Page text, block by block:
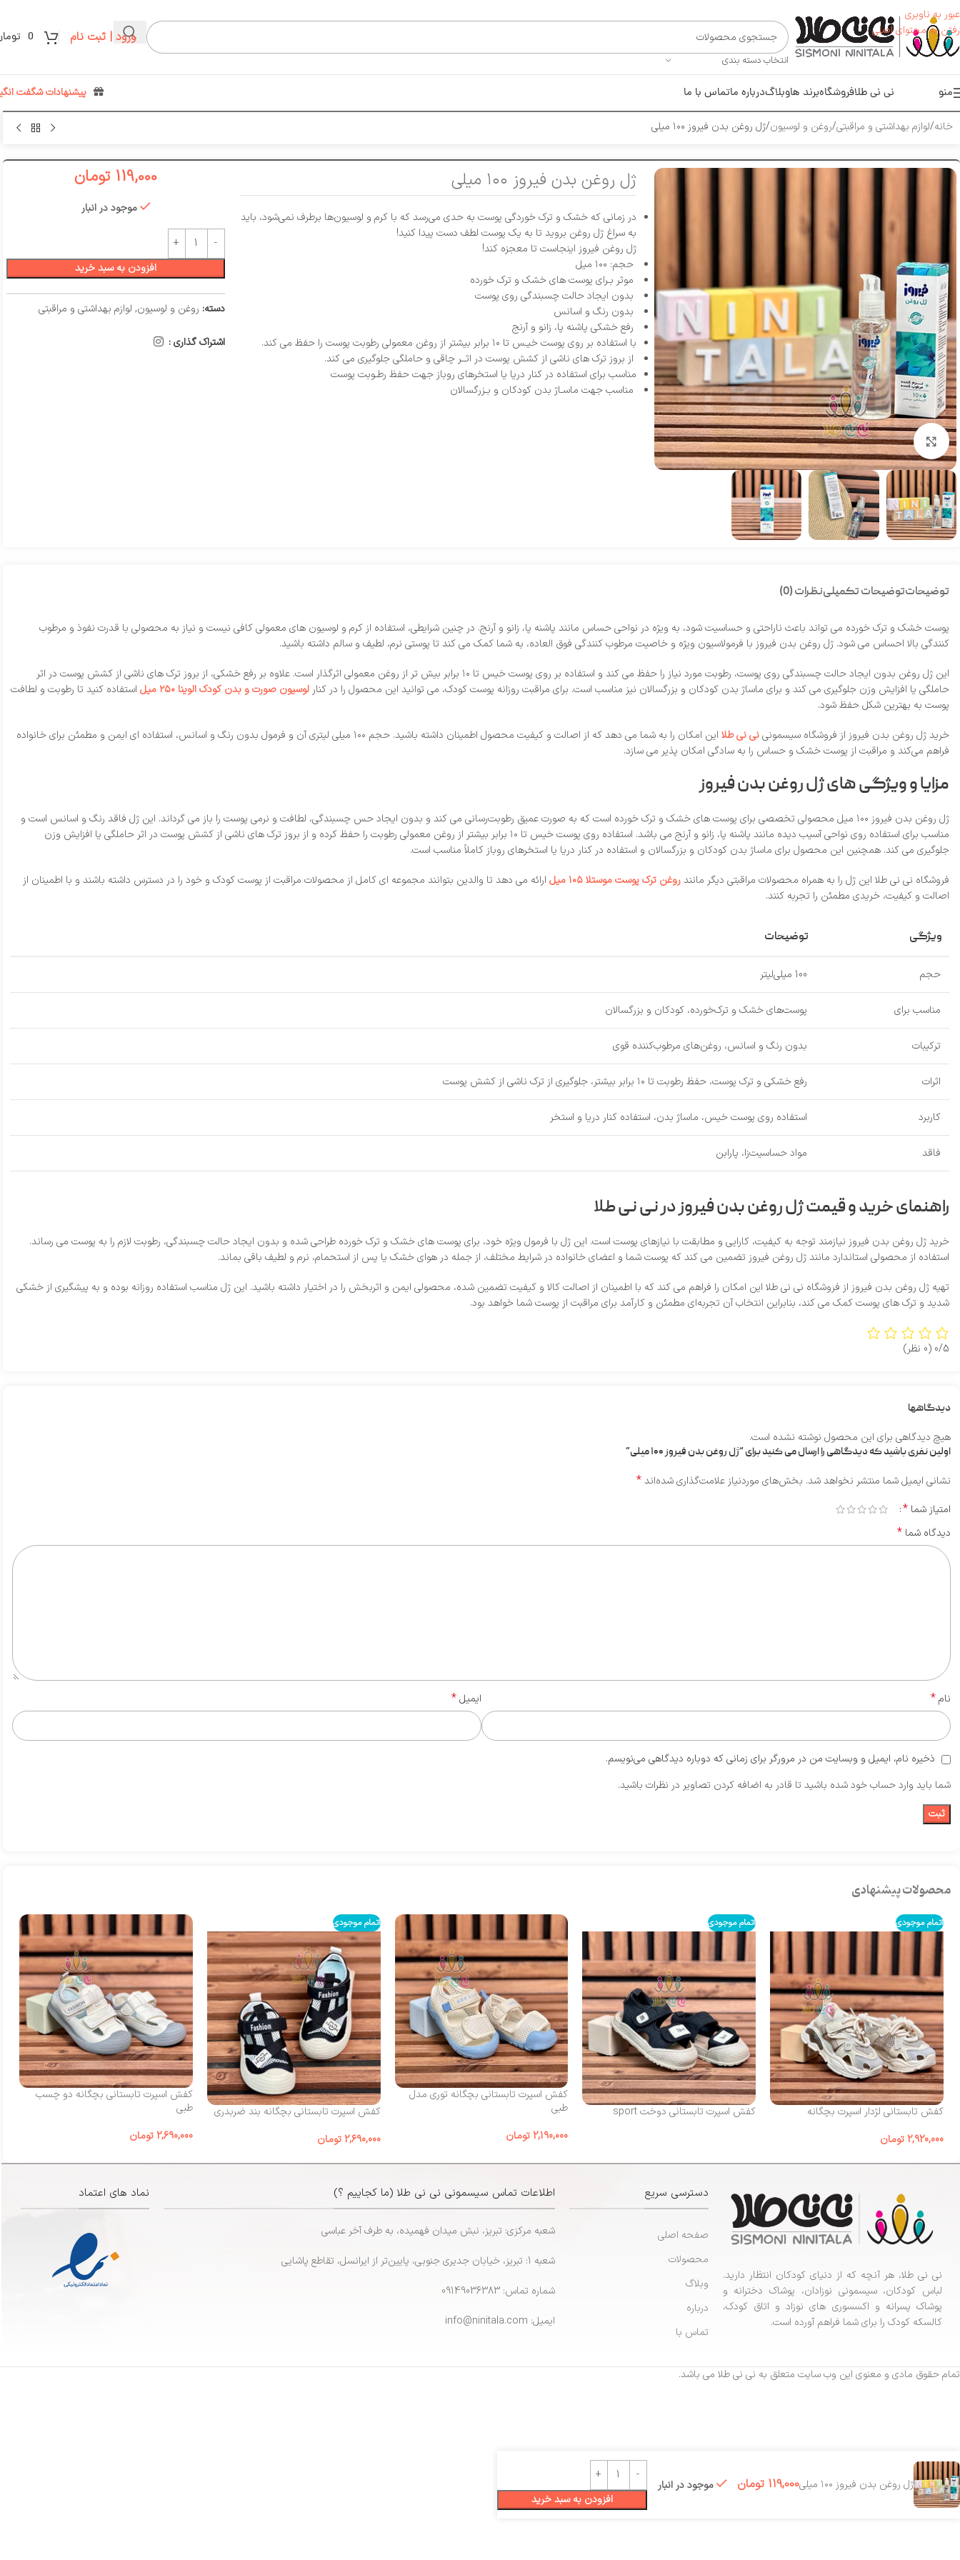
عبور به ناوبری
رفتن به محتوای اصلی
انتخاب دسته بندی
ورود | ثبت نام 0
منو نی نی طلافروشگاهبرند هاوبلاگدرباره ماتماس با ما پیشنهادات شگفت
خانه لوازم بهداشتی و مراقبتی روغن و لوسیون ژل روغن بدن فیروز ۱۰۰ میلی‌
بزرگنمایی تصویر
ژل روغن بدن فیروز ۱۰۰ میلی‌
در زمانی که خشک و ترک خوردگی پوست به حدی می‌رسد که با کرم و لوسیون‌ها برطرف نمی‌شود، باید
به سراغ ژل روغن بروید تا به یک پوست لطف دست پیدا کنید!
ژل روغن فیروز اینجاست تا معجزه کند!
حجم: ۱۰۰ میل
موثر بـرای پوست های خشک و ترک خورده
بدون ایجاد حالت چسبندگی روی پوست
بدون رنگ و اسانس
رفع خشکی پاشنه پا، زانو و آرنج
با استفاده بر روی پوست خیـس تا ۱۰ برابر بیشتر از روغن معمولی رطوبت پوست را حفظ می کند.
از بروز ترک های ناشی از کشش پوست در اثــر چاقی و حاملگی جلوگیری می کند.
مناسب برای استفاده در کنار دریا یا استخرهای روباز جهت حفظ رطـوبت پوست
مناسب جهت ماسـاژ بدن کودکان و بـزرگسالان
119,000 تومان
موجود در انبار
افزودن به سبد خرید
دسته: روغن و لوسیون, لوازم بهداشتی و مراقبتی
اشتراک گذاری :
توضیحاتتوضیحات تکمیلینظرات (0)
پوست خشک و ترک‌ خورده می‌ تواند باعث ناراحتی و حساسیت شود، به‌ ویژه در نواحی حساس مانند پاشنه پا، زانو و آرنج. در چنین شرایطی، استفاده از کرم و لوسیون‌ های معمولی کافی نیست و نیاز به محصولی با قدرت نفوذ و مرطوب‌
کنندگی بالا احساس می‌ شود. ژل روغن بدن فیروز با فرمولاسیون ویژه و خاصیت مرطوب‌ کنندگی فوق‌ العاده، به شما کمک می‌ کند تا پوستی نرم، لطیف و سالم داشته باشید.
این ژل روغن بدون ایجاد حالت چسبندگی روی پوست، رطوبت مورد نیاز را حفظ می‌ کند و استفاده بر روی پوست خیس تا ۱۰ برابر بیش‌ تر از روغن معمولی اثرگذار است. علاوه بر رفع خشکی، از بروز ترک‌ های ناشی از کشش پوست در اثر
حاملگی یا افزایش وزن جلوگیری می‌ کند و برای ماساژ بدن کودکان و بزرگسالان نیز مناسب است. برای مراقبت روزانه پوست کودک، می‌ توانید این محصول را در کنار لوسیون صورت و بدن کودک الوینا ۲۵۰ میل
استفاده کنید تا رطوبت و لطافت
پوست به بهترین شکل حفظ شود.
خرید ژل روغن بدن فیروز از فروشگاه سیسمونینی‌ نی طلا
این امکان را به شما می‌ دهد که از اصالت و کیفیت محصول اطمینان داشته باشید. حجم ۱۰۰ میلی‌ لیتری آن و فرمول بدون رنگ و اسانس، استفاده‌ ای ایمن و مطمئن برای خانواده
فراهم می‌کند و مراقبت از پوست خشک و حساس را به‌ سادگی امکان‌ پذیر می‌ سازد.
مزایا و ویژگی‌ های ژل روغن بدن فیروز
ژل روغن بدن فیروز ۱۰۰ میل محصولی تخصصی برای پوست‌ های خشک و ترک‌ خورده است که به‌ صورت عمیق رطوبت‌رسانی می‌ کند و بدون ایجاد حس چسبندگی، لطافت و نرمی پوست را باز می‌ گرداند. این ژل فاقد رنگ و اسانس است و
مناسب برای استفاده روی نواحی آسیب‌ دیده مانند پاشنه پا، زانو و آرنج می‌ باشد. استفاده روی پوست خیس تا ۱۰ برابر بیشتر از روغن معمولی رطوبت را حفظ کرده و از بروز ترک‌ های ناشی از کشش پوست در اثر حاملگی یا افزایش وزن
جلوگیری می‌ کند. همچنین این محصول برای ماساژ بدن کودکان و بزرگسالان و استفاده در کنار دریا یا استخرهای روباز کاملاً مناسب است.
فروشگاه نی‌ نی طلا این ژل را به همراه محصولات مراقبتی دیگر مانندروغن ترک پوست موستلا ۱۰۵ میل
ارائه می‌ دهد تا والدین بتوانند مجموعه‌ ای کامل از محصولات مراقبت از پوست کودک و خود را در دسترس داشته باشند و با اطمینان از
اصالت و کیفیت، خریدی مطمئن را تجربه کنند.
ویژگی توضیحات
حجم 100 میلی‌لیتر
مناسب برای پوست‌های خشک و ترک‌خورده، کودکان و بزرگسالان
ترکیبات بدون رنگ و اسانس، روغن‌های مرطوب‌کننده قوی
اثرات رفع خشکی و ترک پوست، حفظ رطوبت تا ۱۰ برابر بیشتر، جلوگیری از ترک ناشی از کشش پوست
کاربرد استفاده روی پوست خیس، ماساژ بدن، استفاده کنار دریا و استخر
فاقد مواد حساسیت‌زا، پارابن
راهنمای خرید و قیمت ژل روغن بدن فیروز در نی‌ نی طلا
خرید ژل روغن بدن فیروز نیازمند توجه به کیفیت، کارایی و مطابقت با نیازهای پوست است. این ژل با فرمول ویژه خود، برای پوست‌ های خشک و ترک‌ خورده طراحی شده و بدون ایجاد حالت چسبندگی، رطوبت لازم را به پوست می‌ رساند.
استفاده از محصولی استاندارد مانند ژل روغن فیروز تضمین می‌ کند که پوست شما و اعضای خانواده در شرایط مختلف، از جمله در هوای خشک یا پس از استحمام، نرم و لطیف باقی بماند.
تهیه ژل روغن بدن فیروز از فروشگاه نی‌ نی طلا این امکان را فراهم می‌ کند که با اطمینان از اصالت کالا و کیفیت تضمین‌ شده، محصولی ایمن و اثربخش را در اختیار داشته باشید. این ژل مناسب استفاده روزانه بوده و به پیشگیری از خشکی
شدید و ترک‌ های پوست کمک می‌ کند، بنابراین انتخاب آن تجربه‌ای مطمئن و کارآمد برای مراقبت از پوست شما خواهد بود.
0/5 (0 نظر)
دیدگاهها
هیچ دیدگاهی برای این محصول نوشته نشده است.
اولین نفری باشید که دیدگاهی را ارسال می کنید برای “ژل روغن بدن فیروز ۱۰۰ میلی‌”
نشانی ایمیل شما منتشر نخواهد شد. بخش‌های موردنیاز علامت‌گذاری شده‌اند*
امتیاز شما *
دیدگاه شما *
نام* ایمیل*
ذخیره نام، ایمیل و وبسایت من در مرورگر برای زمانی که دوباره دیدگاهی می‌نویسم.
شما باید وارد حساب خود شده باشید تا قادر به اضافه کردن تصاویر در نظرات باشید.
محصولات پیشنهادی
اتمام موجودی
کفش تابستانی لژدار اسپرت بچگانه
2,920,000 تومان
اتمام موجودی
کفش اسپرت تابستانی دوخت sport
کفش اسپرت تابستانی بچگانه توری مدل
طبی
2,190,000 تومان
اتمام موجودی
کفش اسپرت تابستانی بچگانه بند ضربدری
2,690,000 تومان
کفش اسپرت تابستانی بچگانه دو چسب
طبی
2,690,000 تومان
نی نی طلا، هر آنچه که از دنیای کودکان انتظار دارید.
لباس کودکان، سیسمونی نوزادان، پوشاک دخترانه و
پوشاک پسرانه و اکسسوری های نوزاد و اتاق کودک،
کالسکه کودک را برای شما فراهم آورده است.
دسترسی سریع
صفحه اصلی
محصولات
وبلاگ
درباره
تماس با
اطلاعات تماس سیسمونی نی نی طلا (ما کجاییم ؟)
شعبه مرکزی: تبریز، نبش میدان فهمیده، به طرف آخر عباسی
شعبه 1: تبریز، خیابان جدیری جنوبی، پایین‌تر از ایرانسل، تقاطع پاشایی
شماره تماس: 09149036383
ایمیل: info@ninitala.com
نماد های اعتماد
تمام حقوق مادی و معنوی این وب سایت متعلق به نی نی طلا می باشد.
ژل روغن بدن فیروز ۱۰۰ میلی‌ 119,000 تومان
موجود در انبار
افزودن به سبد خرید